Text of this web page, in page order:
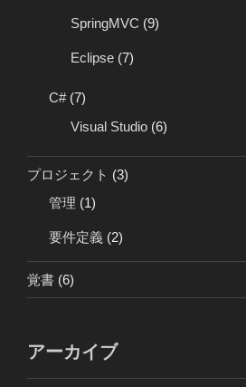
SpringMVC (9)
Eclipse (7)
C#(7)
Visual Studio (6)
プロジェクト (3)
管理 (1)
要件定義 (2)
覚書 (6)
アーカイブ